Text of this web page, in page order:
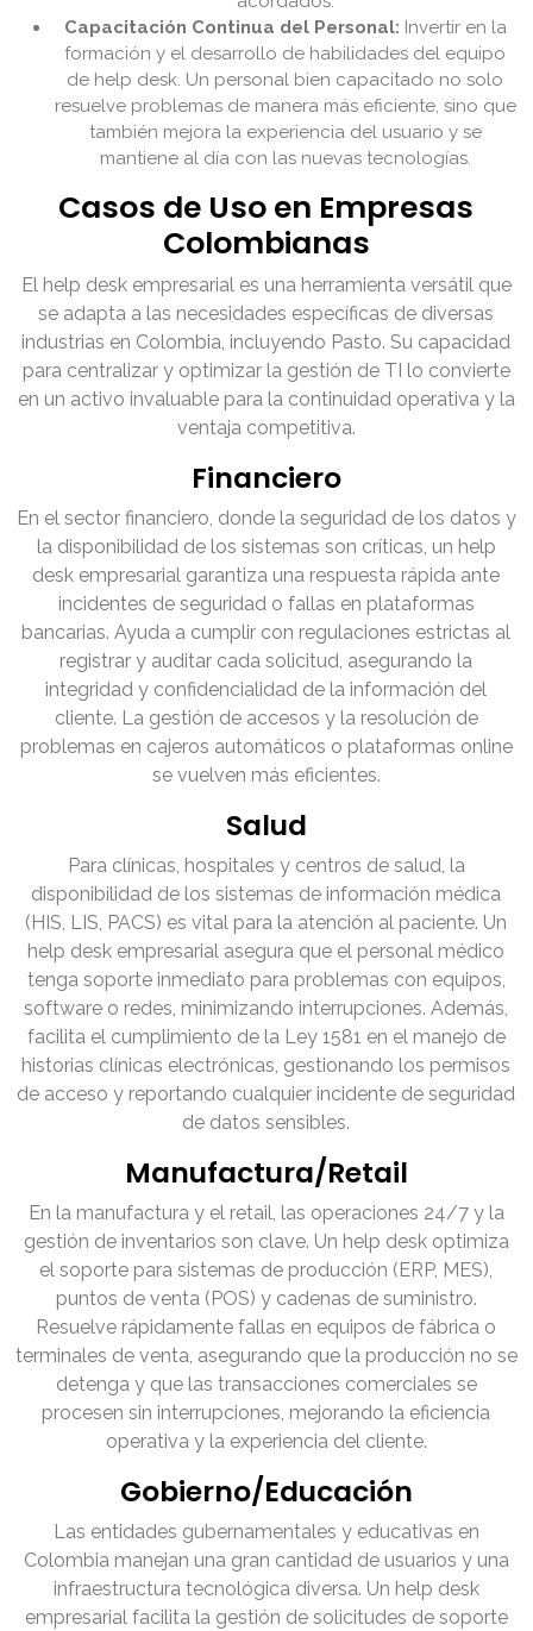
Capacitación Continua del Personal: Invertir en la
formación y el desarrollo de habilidades del equipo
de help desk. Un personal bien capacitado no solo
resuelve problemas de manera más eficiente, sino que
también mejora la experiencia del usuario y se
mantiene al día con las nuevas tecnologías.
Casos de Uso en Empresas
Colombianas
El help desk empresarial es una herramienta versátil que
se adapta a las necesidades específicas de diversas
industrias en Colombia, incluyendo Pasto. Su capacidad
para centralizar y optimizar la gestión de TI lo convierte
en un activo invaluable para la continuidad operativa y la
ventaja competitiva.
Financiero
En el sector financiero, donde la seguridad de los datos y
la disponibilidad de los sistemas son críticas, un help
desk empresarial garantiza una respuesta rápida ante
incidentes de seguridad o fallas en plataformas
bancarias. Ayuda a cumplir con regulaciones estrictas al
registrar y auditar cada solicitud, asegurando la
integridad y confidencialidad de la información del
cliente. La gestión de accesos y la resolución de
problemas en cajeros automáticos o plataformas online
se vuelven más eficientes.
Salud
Para clínicas, hospitales y centros de salud, la
disponibilidad de los sistemas de información médica
(HIS, LIS, PACS) es vital para la atención al paciente. Un
help desk empresarial asegura que el personal médico
tenga soporte inmediato para problemas con equipos,
software o redes, minimizando interrupciones. Además,
facilita el cumplimiento de la Ley 1581 en el manejo de
historias clínicas electrónicas, gestionando los permisos
de acceso y reportando cualquier incidente de seguridad
de datos sensibles.
Manufactura/Retail
En la manufactura y el retail, las operaciones 24/7 y la
gestión de inventarios son clave. Un help desk optimiza
el soporte para sistemas de producción (ERP, MES),
puntos de venta (POS) y cadenas de suministro.
Resuelve rápidamente fallas en equipos de fábrica o
terminales de venta, asegurando que la producción no se
detenga y que las transacciones comerciales se
procesen sin interrupciones, mejorando la eficiencia
operativa y la experiencia del cliente.
Gobierno/Educación
Las entidades gubernamentales y educativas en
Colombia manejan una gran cantidad de usuarios y una
infraestructura tecnológica diversa. Un help desk
empresarial facilita la gestión de solicitudes de soporte